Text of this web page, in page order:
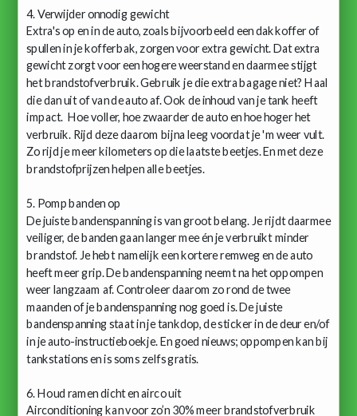
4. Verwijder onnodig gewicht
Extra's op en in de auto, zoals bijvoorbeeld een dakkoffer of
spullen in je kofferbak, zorgen voor extra gewicht. Dat extra
gewicht zorgt voor een hogere weerstand en daarmee stijgt
het brandstofverbruik. Gebruik je die extra bagage niet? Haal
die dan uit of van de auto af. Ook de inhoud van je tank heeft
impact. Hoe voller, hoe zwaarder de auto en hoe hoger het
verbruik. Rijd deze daarom bijna leeg voordat je 'm weer vult.
Zo rijd je meer kilometers op die laatste beetjes. En met deze
brandstofprijzen helpen alle beetjes.
5. Pomp banden op
De juiste bandenspanning is van groot belang. Je rijdt daarmee
veiliger, de banden gaan langer mee én je verbruikt minder
brandstof. Je hebt namelijk een kortere remweg en de auto
heeft meer grip. De bandenspanning neemt na het oppompen
weer langzaam af. Controleer daarom zo rond de twee
maanden of je bandenspanning nog goed is. De juiste
bandenspanning staat in je tankdop, de sticker in de deur en/of
in je auto-instructieboekje. En goed nieuws; oppompen kan bij
tankstations en is soms zelfs gratis.
6. Houd ramen dicht en airco uit
Airconditioning kan voor zo’n 30% meer brandstofverbruik